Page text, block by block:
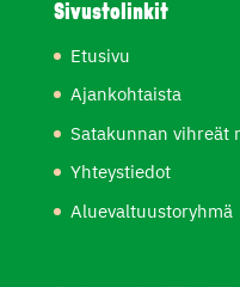
Sivustolinkit
Etusivu
Ajankohtaista
Satakunnan vihreät
Yhteystiedot
Aluevaltuustoryhmä